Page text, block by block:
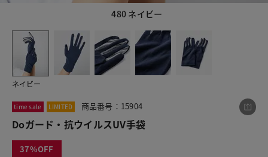
480 ネイビー
ネイビー
time sale LIMITED 商品番号：15904
Doガード・抗ウイルスUV手袋
37
この商品をシェアする